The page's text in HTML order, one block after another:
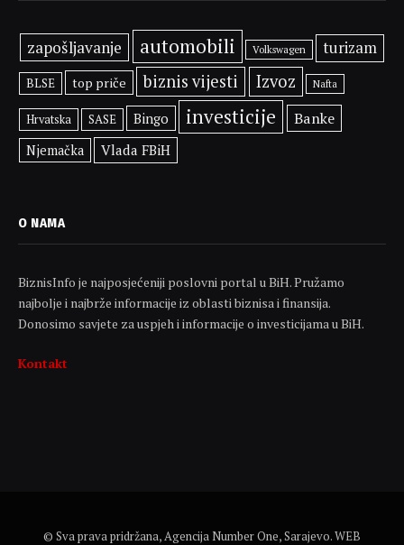
zapošljavanje automobili Volkswagen turizam
BLSE top priče biznis vijesti Izvoz Nafta
Hrvatska SASE Bingo investicije Banke
Njemačka Vlada FBiH
O NAMA
BiznisInfo je najposjećeniji poslovni portal u BiH. Pružamo
najbolje i najbrže informacije iz oblasti biznisa i finansija.
Donosimo savjete za uspjeh i informacije o investicijama u BiH.
Kontakt
© Sva prava pridržana, Agencija Number One, Sarajevo. WEB